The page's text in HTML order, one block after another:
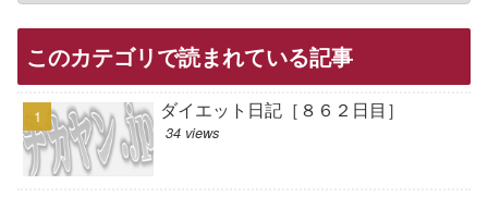
このカテゴリで読まれている記事
ダイエット日記［８６２日目］
34 views